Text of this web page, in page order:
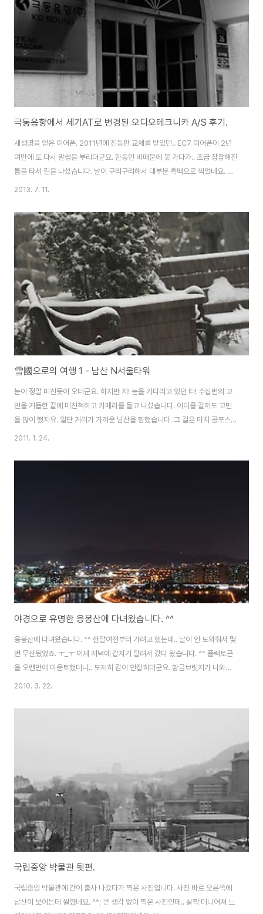
보니 뒤집어서 누워 계시더라구요. ㄷㄷㄷㄷ 이런 느낌이었어요.. 이날 ..
극동음향에서 세기AT로 변경된 오디오테크니카 A/S 후기.
새생명을 얻은 이어폰. 2011년에 진동판 교체를 받았던.. EC7 이어폰이 2년
여만에 또 다시 말썽을 부리더군요. 한동안 비때문에 못 가다가.. 조금 잠잠해진
틈을 타서 길을 나섰습니다. 날이 구리구리해서 대부분 흑백으로 찍었네요. 이
해를.. ^^; 극동음향 건물. 언제봐도 참 독특하죠. ^^ (동대문 역사문화공원 부
처음 보네요. 극동에서 유통하나요? 한때 잠시 관심있게 보던 라인인데.. 이 녀
석들도 유통하나보네요. 짧은 기다림이 끝나고.. 드디어 A/S 접수를 하려고 앉
았습니다! 그.런.데!!!!!!!!!!!!!!! 오디오테크니카 A/S는 극동에서 더 이상 진행하
지 않는다고 알려주시더군요.. 4월 1일부로 세기AT로 넘어..
2013. 7. 11.
雪國으로의 여행 1 - 남산 N서울타워
눈이 정말 미친듯이 오더군요. 하지만 저! 눈을 기다리고 있던 터! 수십번의 고
민을 거듭한 끝에 미친척하고 카메라를 들고 나섰습니다. 어디를 갈까도 고민
을 많이 했지요. 일단 거리가 가까운 남산을 향했습니다. 그 길은 마치 공포스럽
기까지.. 눈이 오기 시작하고 한 두시간여가 흘렀으려나.. 남산에 도착을 합니
펼쳐진 온통 하얀색의 세상은 말을 잃게 합니다. 눈이 비보다 무섭게 오더군요.
2011. 1. 24.
야경으로 유명한 응봉산에 다녀왔습니다. ^^
응봉산에 다녀왔습니다. ^^ 한달여전부터 가려고 했는데.. 날이 안 도와줘서 몇
번 무산됬었죠. ㅜ_ㅜ 어제 저녁에 갑자기 달려서 갔다 왔습니다. ^^ 플렉토곤
을 오랜만에 마운트했더니.. 도저히 감이 안잡히더군요. 황금브릿지가 나와버
렸... 급하게 흑백으로도 한장. 똑같아 보이지만 다른 사진이에요. ㅠ_ㅠ 누가
로.. -ㅅ-;; 응봉산이 좋은 이유 중 하나는.. 포인트가 다양한 편이라는겁니다.
렵더라구요. 어떻게 담아야할지 감을 못잡겠더라는.. @_@ 다리를 건너 꺽어..
2010. 3. 22.
국립중앙 박물관 뒷편.
국립중앙 박물관에 간이 출사 나갔다가 찍은 사진입니다. 사진 바로 오른쪽에
남산이 보이는데 짤렸네요. ^^; 큰 생각 없이 찍은 사진인데.. 살짝 미니어쳐 느